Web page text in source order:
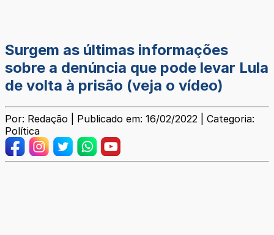
Surgem as últimas informações
sobre a denúncia que pode levar Lula
de volta à prisão (veja o vídeo)
Por: Redação | Publicado em: 16/02/2022 | Categoria:
Política